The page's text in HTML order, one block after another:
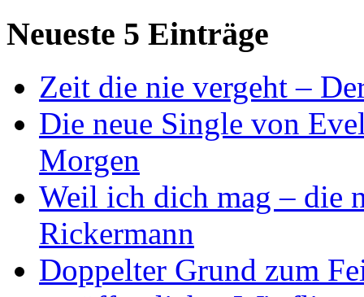
Neueste 5 Einträge
Zeit die nie vergeht –
Die neue Single von
Morgen
Weil ich dich mag – die
Rickermann
Doppelter Grund zum